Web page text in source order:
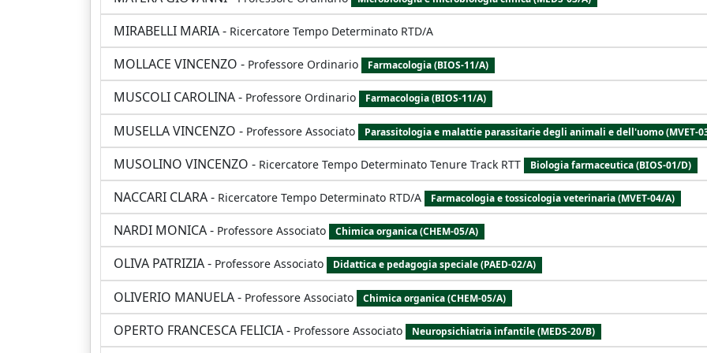
MIRABELLI MARIA- Ricercatore Tempo Determinato RTD/A
MOLLACE VINCENZO - Professore Ordinario Farmacologia (BIOS-11/A)
MUSCOLI CAROLINA- Professore Ordinario Farmacologia (BIOS-11/A)
MUSELLA VINCENZO - Professore Associato Parassitologia e malattie parassitarie degli animali e dell'uomo (MVET-
MUSOLINO VINCENZO - Ricercatore Tempo Determinato Tenure Track RTT Biologia farmaceutica (BIOS-01/D)
NACCARI CLARA- Ricercatore Tempo Determinato RTD/A Farmacologia e tossicologia veterinaria (MVET-04/A)
NARDI MONICA- Professore Associato Chimica organica (CHEM-05/A)
OLIVA PATRIZIA- Professore Associato Didattica e pedagogia speciale (PAED-02/A)
OLIVERIO MANUELA- Professore Associato Chimica organica (CHEM-05/A)
OPERTO FRANCESCA FELICIA- Professore Associato Neuropsichiatria infantile (MEDS-20/B)